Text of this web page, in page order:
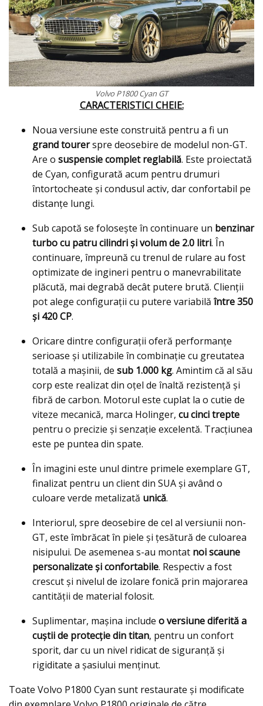
Volvo P1800 Cyan GT
CARACTERISTICI CHEIE:
Noua versiune este construită pentru a fi un
grand tourerspre deosebire de modelul non-GT.
Are o suspensie complet reglabilă. Este proiectată
de Cyan, configurată acum pentru drumuri
întortocheate și condusul activ, dar confortabil pe
distanțe lungi.
Sub capotă se folosește în continuare un benzinar
turbo cu patru cilindri și volum de 2.0 litri. În
continuare, împreună cu trenul de rulare au fost
optimizate de ingineri pentru o manevrabilitate
plăcută, mai degrabă decât putere brută. Clienții
pot alege configurații cu putere variabilăîntre 350
și 420 CP.
Oricare dintre configurații oferă performanțe
serioase și utilizabile în combinație cu greutatea
totală a mașinii, de sub 1.000 kg. Amintim că al său
corp este realizat din oțel de înaltă rezistență și
fibră de carbon. Motorul este cuplat la o cutie de
viteze mecanică, marca Holinger, cu cinci trepte
pentru o precizie și senzație excelentă. Tracțiunea
este pe puntea din spate.
În imagini este unul dintre primele exemplare GT,
finalizat pentru un client din SUA și având o
culoare verde metalizată unică.
Interiorul, spre deosebire de cel al versiunii non-
GT, este îmbrăcat în piele și țesătură de culoarea
nisipului. De asemenea s-au montat noi scaune
personalizate și confortabile. Respectiv a fost
crescut și nivelul de izolare fonică prin majorarea
cantității de material folosit.
Suplimentar, mașina include o versiune diferită a
cuștii de protecție din titan, pentru un confort
sporit, dar cu un nivel ridicat de siguranță și
rigiditate a șasiului menținut.
Toate Volvo P1800 Cyan sunt restaurate și modificate